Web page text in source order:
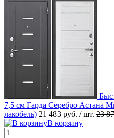
7,5 см Гарда Серебро Астана
лакобель) 21 483 руб. / шт. 23
В корзину